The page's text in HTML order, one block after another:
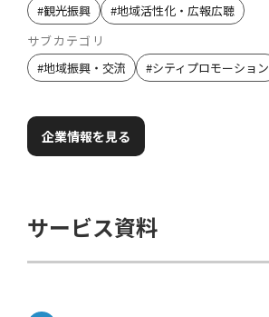
#観光振興 #地域活性化・広報広聴
サブカテゴリ
#地域振興・交流 #シティプロモーション
企業情報を見る
サービス資料